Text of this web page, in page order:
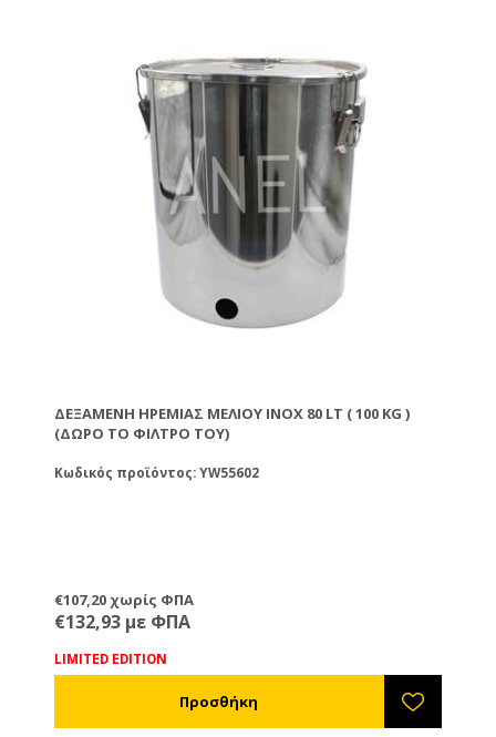
ανοξείδωτο χάλυβα ΙΝΟΧ σειράς 304 κατά το
πλύσιμο ή καθαρισμό τους θα πρέπει να μη
χρησιμοποιείται χλώριο ή οξύ γιατί θα θαμπώσουν
την επιφάνειά του. Για να καθαρίσετε τα δοχεία
μπορείτε να χρησιμοποιήσετε σαπούνι και ζεστό
νερό. Οι μούφες των δοχείων είναι διαμέτρου 1 ½''
και 2''. Με καπάκι και πλαστικό χερούλι.
ΔΕΞΑΜΕΝΉ ΗΡΕΜΊΑΣ ΜΕΛΙΟΎ ΙΝΟΧ 80 LT ( 100 KG )
(ΔΏΡΟ ΤΟ ΦΊΛΤΡΟ ΤΟΥ)
Κωδικός προϊόντος: YW55602
€107,20 χωρίς ΦΠΑ
€132,93 με ΦΠΑ
LIMITED EDITION